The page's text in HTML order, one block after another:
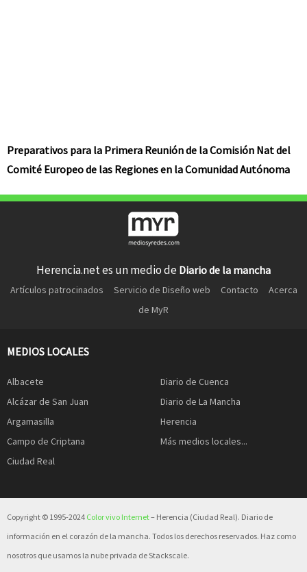
Preparativos para la Primera Reunión de la Comisión Nat del
Comité Europeo de las Regiones en la Comunidad Autónoma
Herencia.net es un medio de Diario de la mancha
Artículos patrocinados Servicio de Diseño web Contacto
Acerca
de MyR
MEDIOS LOCALES
Albacete
Alcázar de San Juan
Argamasilla
Campo de Criptana
Ciudad Real
Diario de Cuenca
Diario de La Mancha
Herencia
Más medios locales...
Copyright © 1995-2024 Color vivo Internet– Herencia (Ciudad Real). Diario de
información en el corazón de la mancha. Todos los derechos reservados. Haz como
nosotros que usamos la nube privada de Stackscale.